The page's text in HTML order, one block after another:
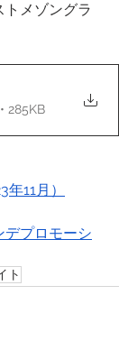
メゾングラ
285KB
11月）
デプロモーシ
ト